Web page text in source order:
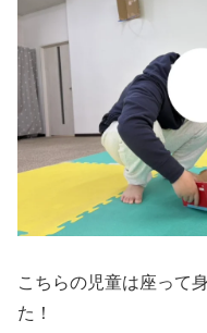
こちらの児童は座って
た！